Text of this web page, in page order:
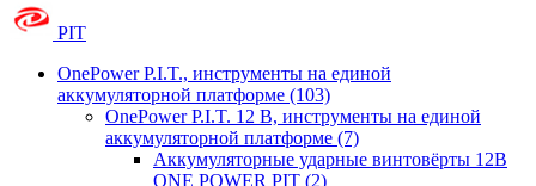
PIT
OnePower P.I.T., инструменты на единой
аккумуляторной платформе (103)
OnePower P.I.T. 12 В, инструменты на единой
аккумуляторной платформе (7)
Аккумуляторные ударные винтовёрты 12В
ONE POWER PIT (2)